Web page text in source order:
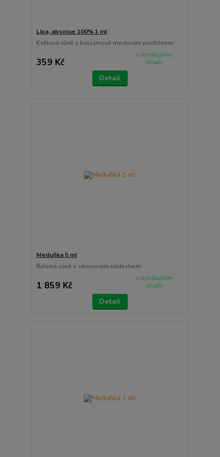
Lípa, absolue 100% 1 ml
Květová vůně s balzámově medovým podtónem.
359 Kč
v distribučním
skladu
Detail
Meduňka 5 ml
Bylinná vůně s citronovým nádechem.
1 859 Kč
v distribučním
skladu
Detail